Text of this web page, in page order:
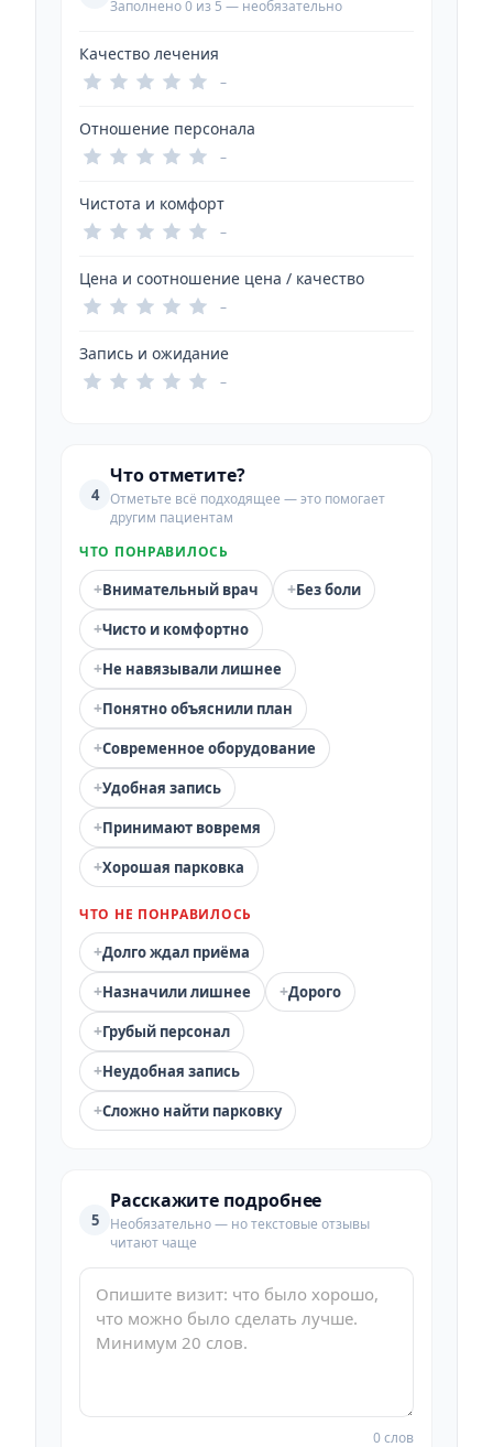
Заполнено 0 из 5 — необязательно
Качество лечения
–
Отношение персонала
–
Чистота и комфорт
–
Цена и соотношение цена / качество
–
Запись и ожидание
–
4
Что отметите?
Отметьте всё подходящее — это помогает
другим пациентам
ЧТО ПОНРАВИЛОСЬ
+Внимательный врач +Без боли
+Чисто и комфортно
+Не навязывали лишнее
+Понятно объяснили план
+Современное оборудование
+Удобная запись
+Принимают вовремя
+Хорошая парковка
ЧТО НЕ ПОНРАВИЛОСЬ
+Долго ждал приёма
+Назначили лишнее +Дорого
+Грубый персонал
+Неудобная запись
+Сложно найти парковку
5
Расскажите подробнее
Необязательно — но текстовые отзывы
читают чаще
0 слов